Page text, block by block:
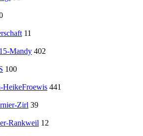
11
Mandy 402
100
HeikeFroewis 441
Zirl 39
Rankweil 12